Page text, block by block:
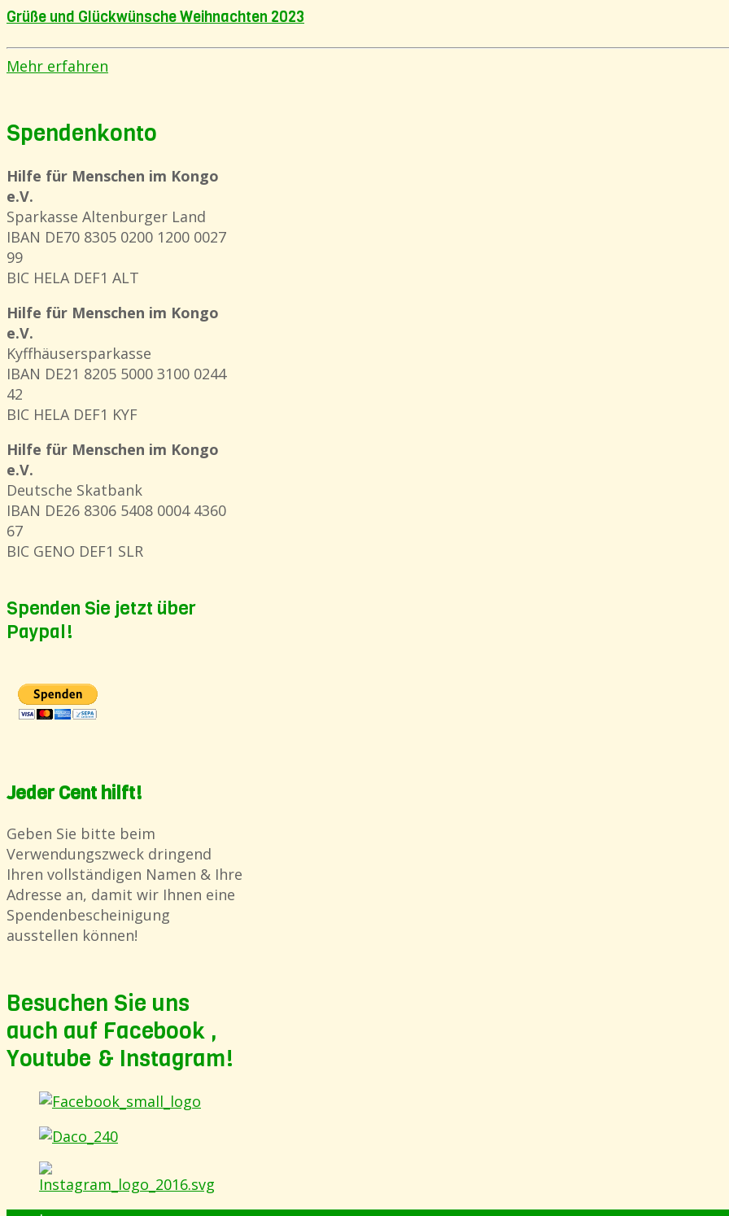
Grüße und Glückwünsche Weihnachten 2023
Mehr erfahren
Spendenkonto
Hilfe für Menschen im Kongo
e.V.
Sparkasse Altenburger Land
IBAN DE70 8305 0200 1200 0027
99
BIC HELA DEF1 ALT
Hilfe für Menschen im Kongo
e.V.
Kyffhäusersparkasse
IBAN DE21 8205 5000 3100 0244
42
BIC HELA DEF1 KYF
Hilfe für Menschen im Kongo
e.V.
Deutsche Skatbank
IBAN DE26 8306 5408 0004 4360
67
BIC GENO DEF1 SLR
Spenden Sie jetzt über
Paypal!
Jeder Cent hilft!
Geben Sie bitte beim
Verwendungszweck dringend
Ihren vollständigen Namen & Ihre
Adresse an, damit wir Ihnen eine
Spendenbescheinigung
ausstellen können!
Besuchen Sie uns
auch auf Facebook ,
Youtube & Instagram!